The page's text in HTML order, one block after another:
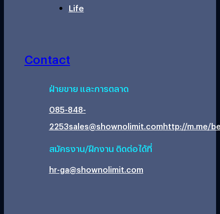
Life
Contact
ฝ่ายขาย และการตลาด
085-848-
2253sales@shownolimit.comhttp://m.me/
สมัครงาน/ฝึกงาน ติดต่อได้ที่
hr-ga@shownolimit.com